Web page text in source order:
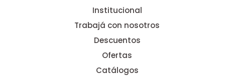
Institucional
Trabajá con nosotros
Descuentos
Ofertas
Catálogos